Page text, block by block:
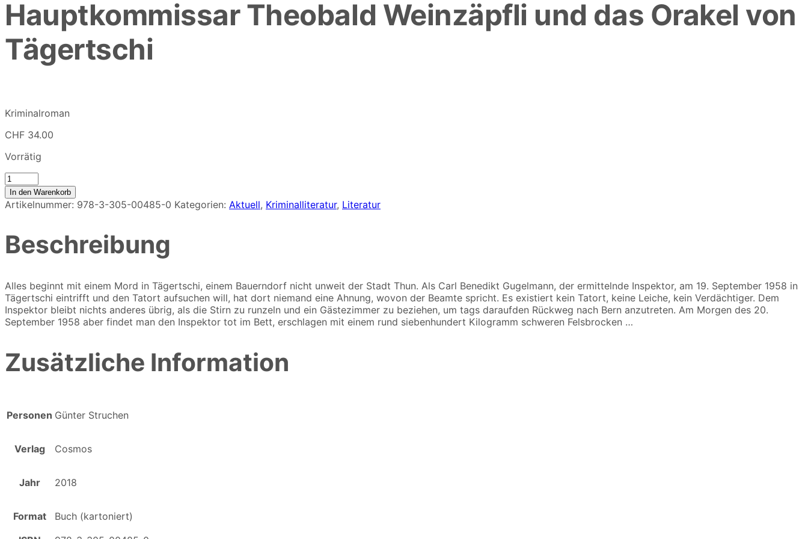
Hauptkommissar Theobald Weinzäpfli und das Orakel von
Tägertschi
Kriminalroman
CHF 34.00
Vorrätig
Hauptkommissar
Theobald
Weinzäpfli
Orakel
von
In den Warenkorb
Artikelnummer: 978-3-305-00485-0 Kategorien: Aktuell, Kriminalliteratur, Literatur
Beschreibung
Alles beginnt mit einem Mord in Tägertschi, einem Bauerndorf nicht unweit der Stadt Thun. Als Carl Benedikt Gugelmann, der ermittelnde Inspektor, am 19. September 1958 in
Tägertschi eintrifft und den Tatort aufsuchen will, hat dort niemand eine Ahnung, wovon der Beamte spricht. Es existiert kein Tatort, keine Leiche, kein Verdächtiger. Dem
Inspektor bleibt nichts anderes übrig, als die Stirn zu runzeln und ein Gästezimmer zu beziehen, um tags daraufden Rückweg nach Bern anzutreten. Am Morgen des 20.
September 1958 aber findet man den Inspektor tot im Bett, erschlagen mit einem rund siebenhundert Kilogramm schweren Felsbrocken …
Zusätzliche Information
Personen Günter Struchen
Verlag Cosmos
Jahr 2018
Format
Buch (kartoniert)